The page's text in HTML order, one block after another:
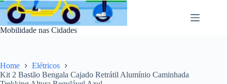
Pular
para
conteúdo
Mobilidade nas Cidades
Home
Elétricos
Kit 2 Bastão Bengala Cajado Retrátil Alumínio Caminhada